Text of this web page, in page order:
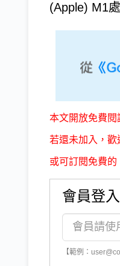
(Apple) M1
本文開放免費閱
若還未加入，歡
或可訂閱免費的
會員登入
【範例：